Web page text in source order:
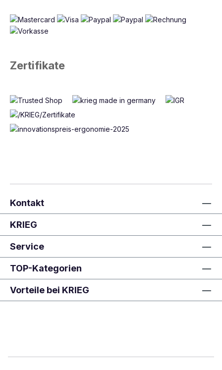
Zertifikate
Kontakt
KRIEG
Service
TOP-Kategorien
Vorteile bei KRIEG